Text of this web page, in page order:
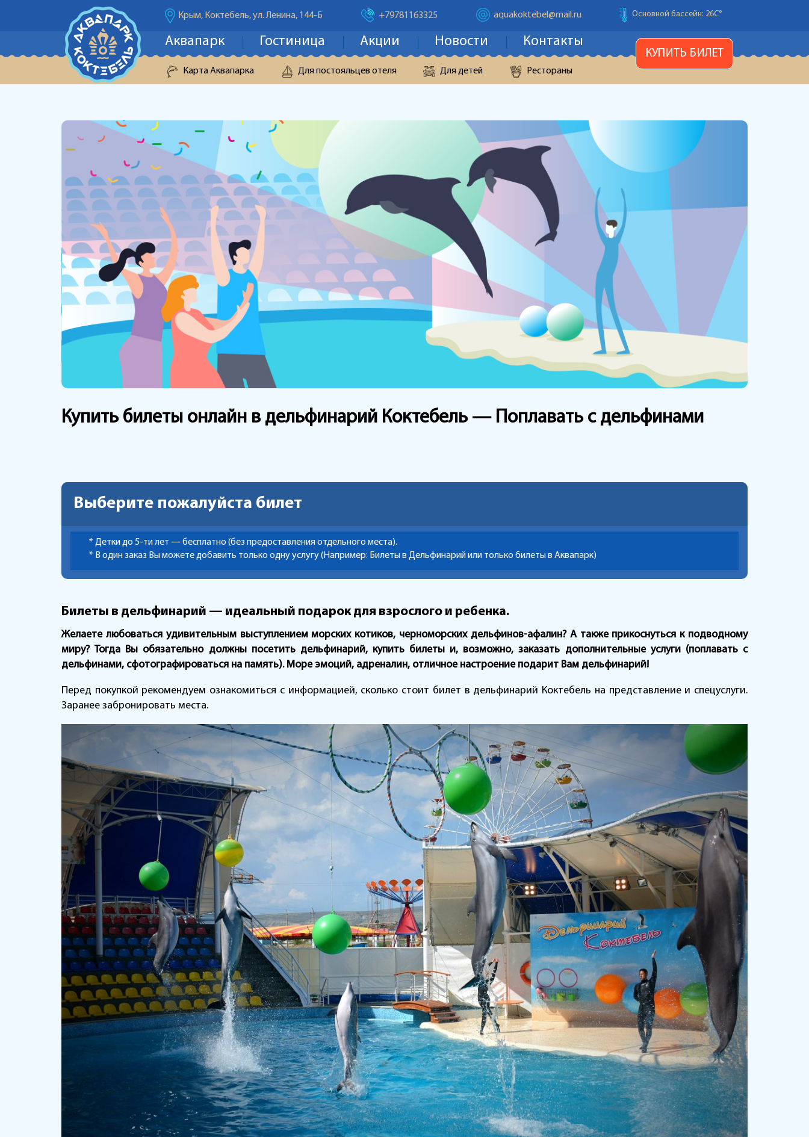
Крым, Коктебель, ул. Ленина, 144-Б +79781163325 aquakoktebel@mail.ru Детский бассейн: 26С°
Температура воздуха: 28С°
Основной бассейн: 26С°
Аквапарк Гостиница Акции Новости Контакты
КУПИТЬ БИЛЕТ
Карта Аквапарка Для постояльцев отеля Для детей Рестораны
Купить билеты онлайн в дельфинарий Коктебель — Поплавать с дельфинами
Выберите пожалуйста билет
* Детки до 5-ти лет — бесплатно (без предоставления отдельного места).
* В один заказ Вы можете добавить только одну услугу (Например: Билеты в Дельфинарий или только билеты в Аквапарк)
Билеты в дельфинарий — идеальный подарок для взрослого и ребенка.
Желаете любоваться удивительным выступлением морских котиков, черноморских дельфинов-афалин? А также прикоснуться к подводному
миру? Тогда Вы обязательно должны посетить дельфинарий, купить билеты и, возможно,заказать дополнительные услуги (поплавать с
дельфинами, сфотографироваться на память). Море эмоций, адреналин, отличное настроение подарит Вам дельфинарий!
Перед покупкой рекомендуем ознакомиться с информацией, сколько стоит билет в дельфинарий Коктебель на представление и спецуслуги.
Заранее забронировать места.